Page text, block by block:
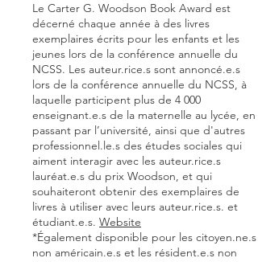
Le Carter G. Woodson Book Award est
décerné chaque année à des livres
exemplaires écrits pour les enfants et les
jeunes lors de la conférence annuelle du
NCSS. Les auteur.rice.s sont annoncé.e.s
lors de la conférence annuelle du NCSS, à
laquelle participent plus de 4 000
enseignant.e.s de la maternelle au lycée, en
passant par l’université, ainsi que d'autres
professionnel.le.s des études sociales qui
aiment interagir avec les auteur.rice.s
lauréat.e.s du prix Woodson, et qui
souhaiteront obtenir des exemplaires de
livres à utiliser avec leurs auteur.rice.s. et
étudiant.e.s. Website
*Également disponible pour les citoyen.ne.s
non américain.e.s et les résident.e.s non